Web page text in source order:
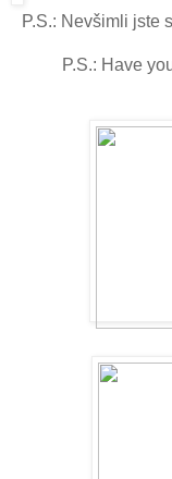
P.S.: Nevšimli jste
P.S.: Have